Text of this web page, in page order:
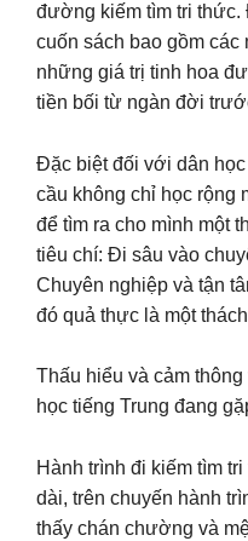
đường kiếm tìm tri
cuốn sách bao gồm các
những giá trị tinh hoa
tiền bối từ ngàn đời
Đặc biệt đối với dân
cầu không chỉ học rộng
để tìm ra cho mình một
tiêu chí: Đi sâu vào
Chuyên nghiệp và tận
đó quả thực là một
Thấu hiểu và cảm
học tiếng Trung đang
Hành trình đi kiếm tìm
dài, trên chuyến hành
thấy chán chường và